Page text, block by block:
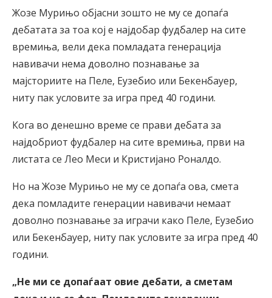
Жозе Мурињо објасни зошто не му се допаѓа
дебатата за тоа кој е најдобар фудбалер на сите
времиња, вели дека помладата генерација
навивачи нема доволно познавање за
мајсториите на Пеле, Еузебио или Бекенбауер,
ниту пак условите за игра пред 40 години.
Кога во денешно време се прави дебата за
најдобриот фудбалер на сите времиња, први на
листата се Лео Меси и Кристијано Роналдо.
Но на Жозе Мурињо не му се допаѓа ова, смета
дека помладите генерации навивачи немаат
доволно познавање за играчи како Пеле, Еузебио
или Бекенбауер, ниту пак условите за игра пред 40
години.
„Не ми се допаѓаат овие дебати, а сметам